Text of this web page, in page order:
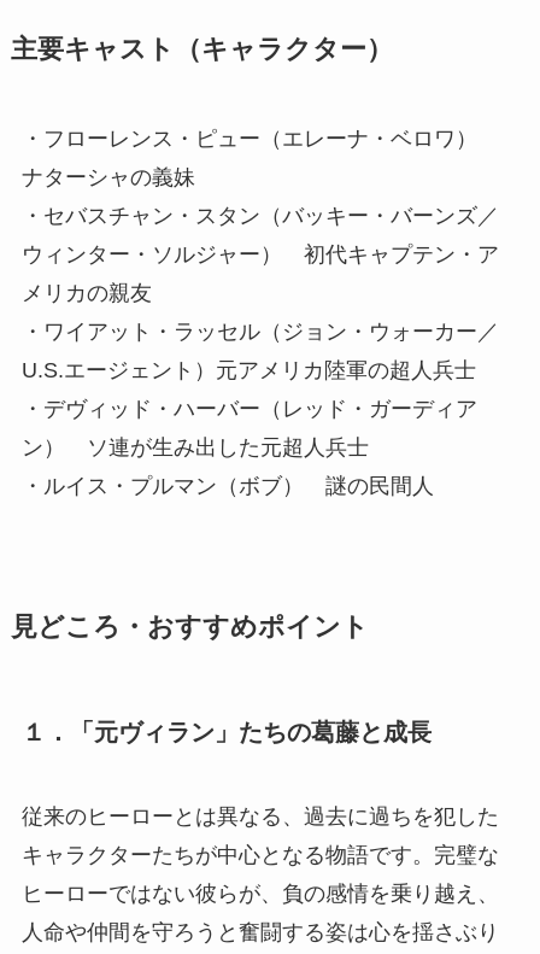
主要キャスト（キャラクター）
・フローレンス・ピュー（エレーナ・ベロワ）
ナターシャの義妹
・セバスチャン・スタン（バッキー・バーンズ／
ウィンター・ソルジャー） 初代キャプテン・ア
メリカの親友
・ワイアット・ラッセル（ジョン・ウォーカー／
U.S.エージェント）元アメリカ陸軍の超人兵士
・デヴィッド・ハーバー（レッド・ガーディア
ン） ソ連が生み出した元超人兵士
・ルイス・プルマン（ボブ） 謎の民間人
見どころ・おすすめポイント
１．「元ヴィラン」たちの葛藤と成長
従来のヒーローとは異なる、過去に過ちを犯した
キャラクターたちが中心となる物語です。完璧な
ヒーローではない彼らが、負の感情を乗り越え、
人命や仲間を守ろうと奮闘する姿は心を揺さぶり